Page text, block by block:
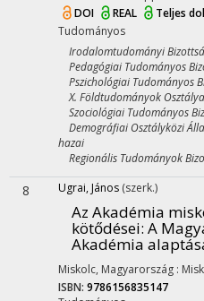
DOI
REAL
Teljes
Tudományos
Irodalomtudományi
Pedagógiai Tudományos
Pszichológiai Tudományos
X. Földtudományok
Szociológiai Tudományos
Demográfiai Osztályközi
hazai
Regionális Tudományok
8 Ugrai, János (szerk.)
Az Akadémia
kötődései: A
Akadémia
Miskolc, Magyarország :
ISBN: 9786156835147